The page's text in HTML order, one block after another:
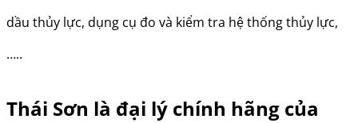
dầu thủy lực, dụng cụ đo và kiểm tra hệ thống thủy lực,
…..
Thái Sơn là đại lý chính hãng của